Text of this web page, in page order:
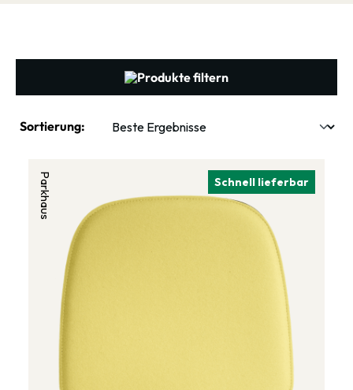
Produkte filtern
Sortierung:
Schnell lieferbar
Parkhaus